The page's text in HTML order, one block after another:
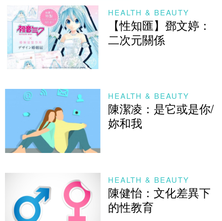
HEALTH & BEAUTY
【性知匯】鄧文婷：
二次元關係
HEALTH & BEAUTY
陳潔凌：是它或是你/
妳和我
HEALTH & BEAUTY
陳健怡：文化差異下
的性教育